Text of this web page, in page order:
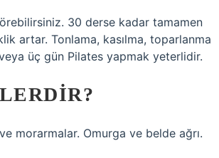
30 derse kadar tamamen
artar. Tonlama, kasılma, toparlanma
üç gün Pilates yapmak yeterlidir.
ve morarmalar. Omurga ve belde ağrı.